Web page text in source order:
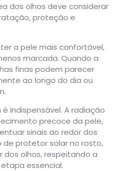
dos olhos deve considerar
proteção e
a pele mais confortável,
marcada. Quando a
finas podem parecer
ao longo do dia ou
indispensável. A radiação
precoce da pele,
sinais ao redor dos
de protetor solar no rosto,
dos olhos, respeitando a
essencial.